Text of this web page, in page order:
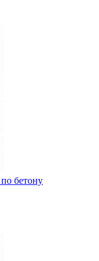
бетону